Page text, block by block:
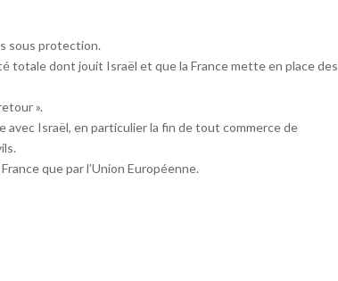
sous protection.
totale dont jouit Israël et que la France mette en place des
».
Israël, en particulier la fin de tout commerce de
que par l’Union Européenne.